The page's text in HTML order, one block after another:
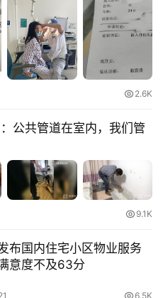
2.6K
公共管道在室内，我们管
9.1K
布国内住宅小区物业服务
意度不及63分
6.5K